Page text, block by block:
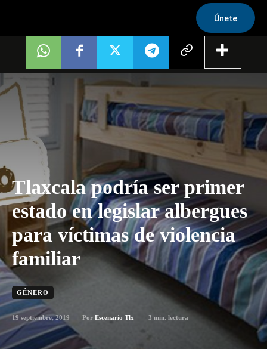
Únete
Tlaxcala podría ser primer
estado en legislar albergues
para víctimas de violencia
familiar
GÉNERO
19 septiembre, 2019 Por Escenario Tlx 3 min. lectura